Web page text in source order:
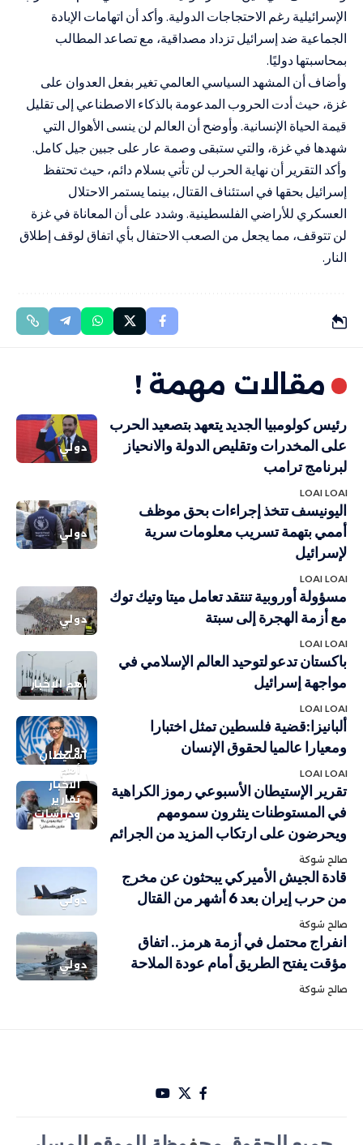
الإسرائيلية رغم الاحتجاجات الدولية. وأكد أن اتهامات الإبادة
الجماعية ضد إسرائيل تزداد مصداقية، مع تصاعد المطالب
بمحاسبتها دوليًا.
وأضاف أن المشهد السياسي العالمي تغير بفعل العدوان على
غزة، حيث أدت الحروب المدعومة بالذكاء الاصطناعي إلى تقليل
قيمة الحياة الإنسانية. وأوضح أن العالم لن ينسى الأهوال التي
شهدها في غزة، والتي ستبقى وصمة عار على جبين جيل كامل.
وأكد التقرير أن نهاية الحرب لن تأتي بسلام دائم، حيث تحتفظ
إسرائيل بحقها في استئناف القتال، بينما يستمر الاحتلال
العسكري للأراضي الفلسطينية. وشدد على أن المعاناة في غزة
لن تتوقف، مما يجعل من الصعب الاحتفال بأي اتفاق لوقف إطلاق
النار.
مقالات مهمة !
دولي
رئيس كولومبيا الجديد يتعهد بتصعيد الحرب
على المخدرات وتقليص الدولة والانحياز
لبرنامج ترامب
LOAI LOAI
دولي
اليونيسف تتخذ إجراءات بحق موظف
أممي بتهمة تسريب معلومات سرية
لإسرائيل
LOAI LOAI
دولي
مسؤولة أوروبية تنتقد تعامل ميتا وتيك توك
مع أزمة الهجرة إلى سبتة
LOAI LOAI
أهم الاخبار
باكستان تدعو لتوحيد العالم الإسلامي في
مواجهة إسرائيل
LOAI LOAI
دولي
ألبانيزا:قضية فلسطين تمثل اختبارا
ومعيارا عالميا لحقوق الإنسان
LOAI LOAI
استيطان
أهم
الاخبار
تقارير
ودراسات
تقرير الإستيطان الأسبوعي رموز الكراهية
في المستوطنات ينثرون سمومهم
ويحرضون على ارتكاب المزيد من الجرائم
صالح شوكة
دولي
قادة الجيش الأميركي يبحثون عن مخرج
من حرب إيران بعد 6 أشهر من القتال
صالح شوكة
دولي
انفراج محتمل في أزمة هرمز.. اتفاق
مؤقت يفتح الطريق أمام عودة الملاحة
صالح شوكة